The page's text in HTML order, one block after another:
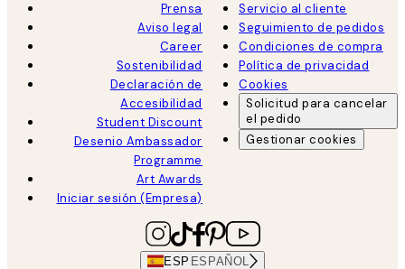
Prensa
Aviso legal
Career
Sostenibilidad
Declaración de
Accesibilidad
Student Discount
Desenio Ambassador
Programme
Art Awards
Iniciar sesión (Empresa)
Servicio al cliente
Seguimiento de pedidos
Condiciones de compra
Política de privacidad
Cookies
Solicitud para cancelar
el pedido
Gestionar cookies
ESP ESPAÑOL